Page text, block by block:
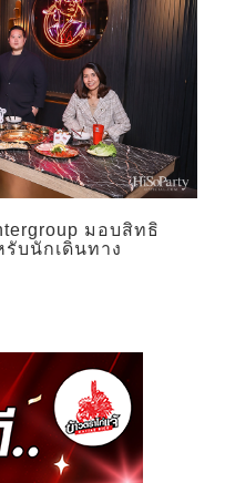
มอบสิทธิ
บนักเดินทาง